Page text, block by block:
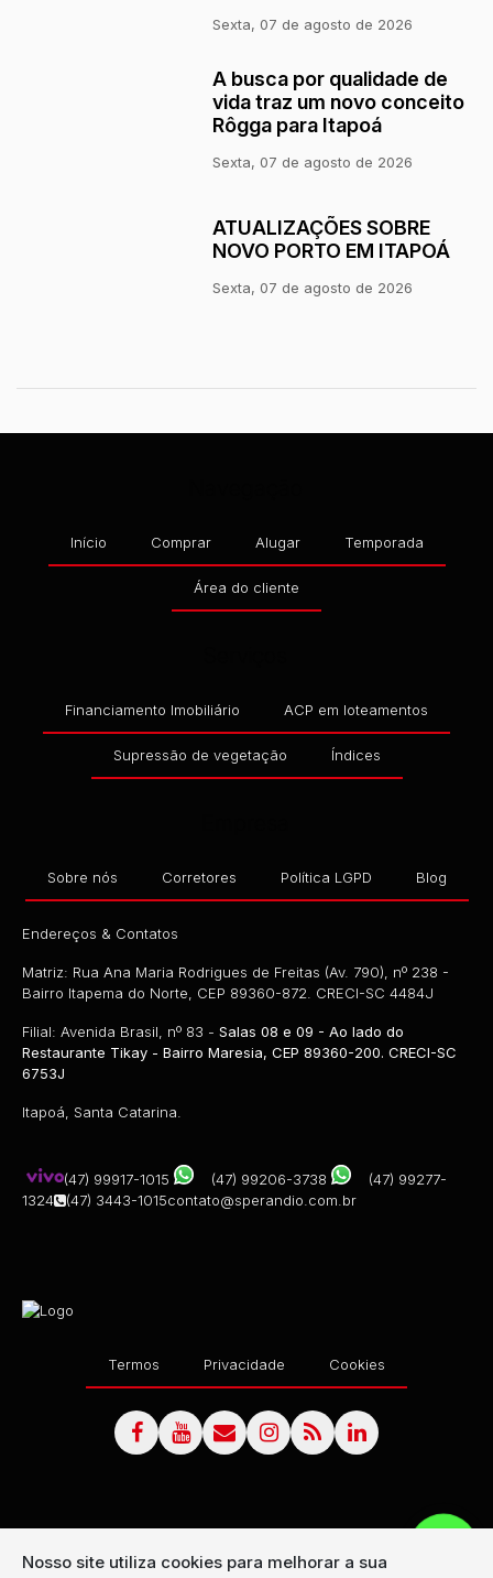
Nosso site utiliza cookies para melhorar a sua
Sexta, 07 de agosto de 2026
A busca por qualidade de
vida traz um novo conceito
Rôgga para Itapoá
Sexta, 07 de agosto de 2026
ATUALIZAÇÕES SOBRE
NOVO PORTO EM ITAPOÁ
Sexta, 07 de agosto de 2026
Início Comprar Alugar Temporada
Área do cliente
Financiamento Imobiliário ACP em loteamentos
Supressão de vegetação Índices
Sobre nós Corretores Política LGPD Blog
Endereços & Contatos
Matriz: Rua Ana Maria Rodrigues de Freitas (Av. 790), nº 238 -
Bairro Itapema do Norte, CEP 89360-872. CRECI-SC 4484J
Filial: Avenida Brasil, nº 83 - Salas 08 e 09 - Ao lado do
Restaurante Tikay - Bairro Maresia, CEP 89360-200. CRECI-SC
6753J
Itapoá, Santa Catarina.
(47) 99917-1015 (47) 99206-3738
(47) 99277-
1324
(47) 3443-1015contato@sperandio.com.br
Termos Privacidade Cookies